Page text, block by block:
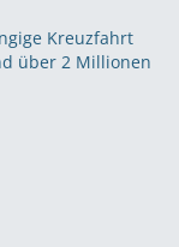
Kreuzfahrt
über 2 Millionen